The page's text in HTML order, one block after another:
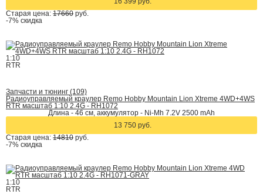
Старая цена: 17660 руб.
-7% скидка
1:10
RTR
Запчасти и тюнинг (109)
Радиоуправляемый краулер Remo Hobby Mountain Lion Xtreme 4WD+4WS
RTR масштаб 1:10 2.4G - RH1072
Длина - 46 см, аккумулятор - Ni-Mh 7.2V 2500 mAh
13 750 руб.
Старая цена: 14810 руб.
-7% скидка
1:10
RTR